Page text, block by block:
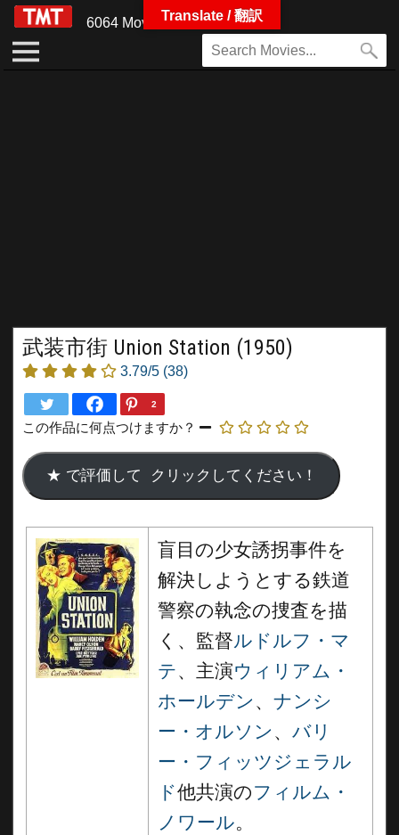
6064 Movies
武装市街 Union Station (1950)
3.79/5 (38)
2
この作品に何点つけますか？
盲目の少女誘拐事件を
解決しようとする鉄道
警察の執念の捜査を描
く、監督ルドルフ・マ
テ、主演ウィリアム・
ホールデン 、 ナンシ
ー・オルソン 、 バリ
ー・フィッツジェラル
ド他共演のフィルム・
ノワール。
Translate / 翻訳